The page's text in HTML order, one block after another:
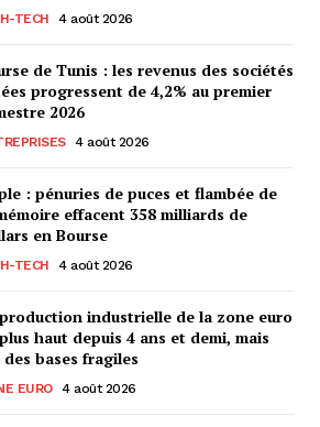
TECH 4 août 2026
de Tunis : les revenus des sociétés
progressent de 4,2% au premier
2026
4 août 2026
: pénuries de puces et flambée de
effacent 358 milliards de
en Bourse
TECH 4 août 2026
industrielle de la zone euro
haut depuis 4 ans et demi, mais
des bases fragiles
EURO 4 août 2026